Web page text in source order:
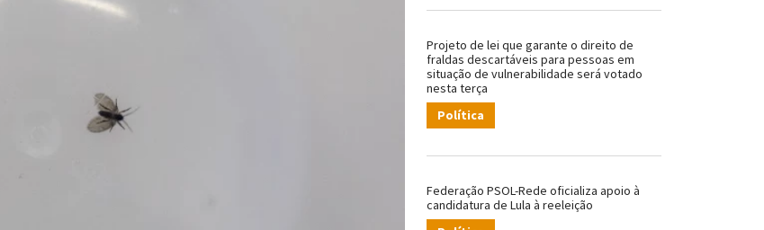
Projeto de lei que garante o direito de
fraldas descartáveis para pessoas em
situação de vulnerabilidade será votado
nesta terça
Política
Federação PSOL-Rede oficializa apoio à
candidatura de Lula à reeleição